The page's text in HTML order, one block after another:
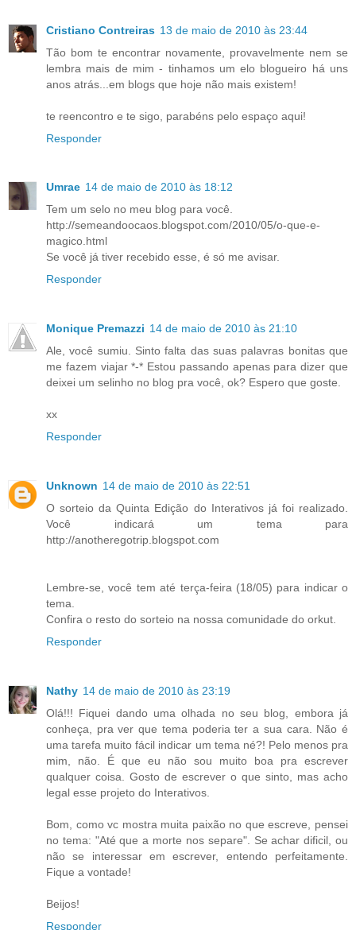
Cristiano Contreiras 13 de maio de 2010 às 23:44
Tão bom te encontrar novamente, provavelmente nem se
lembra mais de mim - tinhamos um elo blogueiro há uns
anos atrás...em blogs que hoje não mais existem!
te reencontro e te sigo, parabéns pelo espaço aqui!
Responder
Umrae 14 de maio de 2010 às 18:12
Tem um selo no meu blog para você.
http://semeandoocaos.blogspot.com/2010/05/o-que-e-
magico.html
Se você já tiver recebido esse, é só me avisar.
Responder
Monique Premazzi 14 de maio de 2010 às 21:10
Ale, você sumiu. Sinto falta das suas palavras bonitas que
me fazem viajar *-* Estou passando apenas para dizer que
deixei um selinho no blog pra você, ok? Espero que goste.
xx
Responder
Unknown 14 de maio de 2010 às 22:51
O sorteio da Quinta Edição do Interativos já foi realizado.
Você indicará um tema para
http://anotheregotrip.blogspot.com
Lembre-se, você tem até terça-feira (18/05) para indicar o
tema.
Confira o resto do sorteio na nossa comunidade do orkut.
Responder
Nathy 14 de maio de 2010 às 23:19
Olá!!! Fiquei dando uma olhada no seu blog, embora já
conheça, pra ver que tema poderia ter a sua cara. Não é
uma tarefa muito fácil indicar um tema né?! Pelo menos pra
mim, não. É que eu não sou muito boa pra escrever
qualquer coisa. Gosto de escrever o que sinto, mas acho
legal esse projeto do Interativos.
Bom, como vc mostra muita paixão no que escreve, pensei
no tema: "Até que a morte nos separe". Se achar dificil, ou
não se interessar em escrever, entendo perfeitamente.
Fique a vontade!
Beijos!
Responder